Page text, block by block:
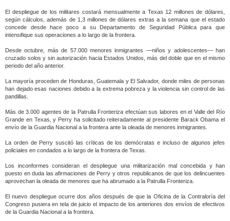
El despliegue de los militares costará mensualmente a Texas 12 millones de dólares,
según cálculos, además de 1,3 millones de dólares extras a la semana que el estado
concede desde hace poco a su Departamento de Seguridad Pública para que
intensifique sus operaciones a lo largo de la frontera.
Desde octubre, más de 57.000 menores inmigrantes —niños y adolescentes— han
cruzado solos y sin autorización hacia Estados Unidos, más del doble que en el mismo
periodo del año anterior.
La mayoría proceden de Honduras, Guatemala y El Salvador, donde miles de personas
han dejado esas naciones debido a la extrema pobreza y la violencia sin control de las
pandillas.
Más de 3.000 agentes de la Patrulla Fronteriza efectúan sus labores en el Valle del Río
Grande en Texas, y Perry ha solicitado reiteradamente al presidente Barack Obama el
envío de la Guardia Nacional a la frontera ante la oleada de menores inmigrantes.
La orden de Perry suscitó las críticas de los demócratas e incluso de algunos jefes
policiales en condados a lo largo de la frontera de Texas.
Los inconformes consideran el despliegue una militarización mal concebida y han
puesto en duda las afirmaciones de Perry y otros republicanos de que los delincuentes
aprovechan la oleada de menores que ha abrumado a la Patrulla Fronteriza.
El nuevo despliegue ocurre dos años después de que la Oficina de la Contraloría del
Congreso pusiera en tela de juicio el impacto de los anteriores dos envíos de efectivos
de la Guardia Nacional a la frontera.